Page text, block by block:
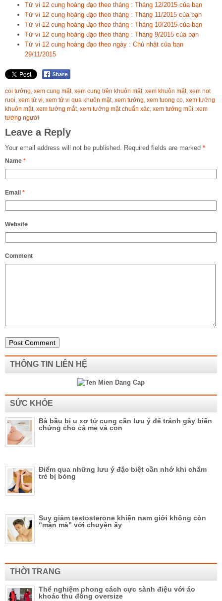
Tử vi 12 cung hoàng đạo theo tháng : Tháng 12/2015 của bạn
Tử vi 12 cung hoàng đạo theo tháng : Tháng 11/2015 của bạn
Tử vi 12 cung hoàng đạo theo tháng : Tháng 10/2015 của bạn
Tử vi 12 cung hoàng đạo theo tháng : Tháng 9/2015 của bạn
Tử vi 12 cung hoàng đạo theo ngày : Chủ nhật của bạn
29/11/2015
coi tướng, xem cung mặt, xem cung trên khuôn mặt, xem khuôn mặt, xem not
ruoi, xem tử vi, xem tử vi qua khuôn mặt, xem tướng, xem tuong co, xem tướng
khuôn mặt, xem tướng mắt, xem tướng mặt chuẩn xác, xem tướng mũi, xem
tướng người
Leave a Reply
Your email address will not be published. Required fields are marked *
Name *
Email *
Website
Comment
THÔNG TIN LIÊN HỆ
SỨC KHỎE
Bà bầu bị u xơ tử cung cần lưu ý để tránh gây biến
chứng cho cả mẹ và con
Điểm qua những lưu ý đặc biệt cần nhớ khi chăm
trẻ bị bỏng
Suy giảm testosterone khiến nam giới không còn
“mặn mà” với chuyện ấy
THỜI TRANG
Thể nghiệm phong cách cực sành điệu với áo
khoác thu đông oversize